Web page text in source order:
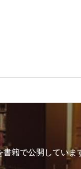
籍で公開していま